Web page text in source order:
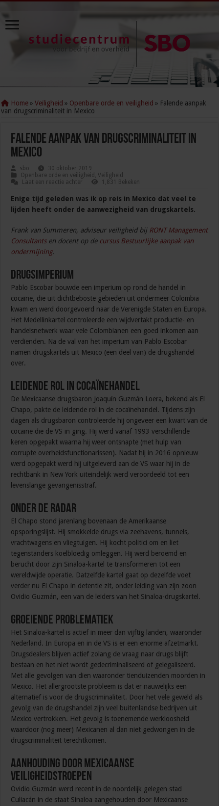
Home » Veiligheid » Openbare orde en veiligheid » Falende aanpak
van drugscriminaliteit in Mexico
Falende aanpak van drugscriminaliteit in
Mexico
sbo
30 oktober 2019
Openbare orde en veiligheid ,Veiligheid
Laat een reactie achter
1,831 Bekeken
Enige tijd geleden was ik op reis in Mexico dat veel te
lijden heeft onder de aanwezigheid van drugskartels.
Frank van Summeren, adviseur veiligheid bij RONT Management
Consultantsen docent op de cursus Bestuurlijke aanpak van
ondermijning.
Drugsimperium
Pablo Escobar bouwde een imperium op rond de handel in
cocaïne, die uit dichtbeboste gebieden uit ondermeer Colombia
kwam en werd doorgevoerd naar de Verenigde Staten en Europa.
Het Medellinkartel controleerde een wijdvertakt productie- en
handelsnetwerk waar vele Colombianen een goed inkomen aan
verdienden. Na de val van het imperium van Pablo Escobar
namen drugskartels uit Mexico (een deel van) de drugshandel
over.
Leidende rol in cocaïnehandel
De Mexicaanse drugsbaron Joaquín Guzmán Loera, bekend als El
Chapo, pakte de leidende rol in de cocaïnehandel. Tijdens zijn
dagen als drugsbaron controleerde hij ongeveer een kwart van de
cocaïne die de VS in ging. Hij werd vanaf 1993 verschillende
keren opgepakt waarna hij weer ontsnapte (met hulp van
corrupte overheidsfunctionarissen). Nadat hij in 2016 opnieuw
werd opgepakt werd hij uitgeleverd aan de VS waar hij in de
rechtbank in New York uiteindelijk werd veroordeeld tot een
levenslange gevangenisstraf.
Onder de radar
El Chapo stond jarenlang bovenaan de Amerikaanse
opsporingslijst. Hij smokkelde drugs via zeehavens, tunnels,
vrachtwagens en vliegtuigen. Hij kocht politici om en liet
tegenstanders koelbloedig omleggen. Hij werd beroemd en
berucht door zijn Sinaloa-kartel te transformeren tot een
wereldwijde operatie. Datzelfde kartel gaat op dezelfde voet
verder nu El Chapo in detentie zit, onder leiding van zijn zoon
Ovidio Guzmán, een van de leiders van het Sinaloa-drugskartel.
Groeiende problematiek
Het Sinaloa-kartel is actief in meer dan vijftig landen, waaronder
Nederland. In Europa en in de VS is er een enorme afzetmarkt.
Drugsdealers blijven actief zolang de vraag naar drugs blijft
bestaan en het niet wordt gedecriminaliseerd of gelegaliseerd.
Met alle gevolgen van dien waaronder tienduizenden moorden in
Mexico. Het allergrootste probleem is dat er nauwelijks een
alternatief is voor de drugscriminaliteit. Door het vele geweld als
gevolg van de drugshandel zijn veel buitenlandse bedrijven uit
Mexico vertrokken. Het gevolg is toenemende werkloosheid
waardoor (nog meer) Mexicanen al dan niet gedwongen in de
drugscriminaliteit terechtkomen.
Aanhouding door Mexicaanse
veiligheidstroepen
Ovidio Guzmán werd recent in de noordelijk gelegen stad
Culiacán in de staat Sinaloa aangehouden door Mexicaanse